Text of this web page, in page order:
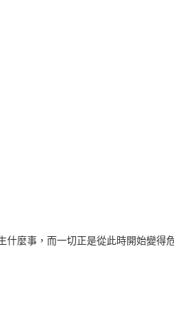
什麼事，而一切正是從此時開始變得